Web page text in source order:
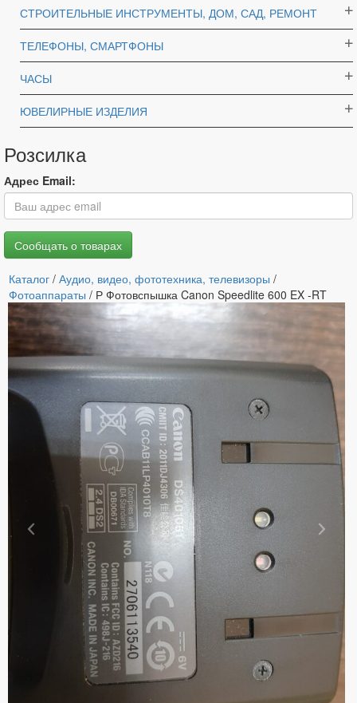
СТРОИТЕЛЬНЫЕ ИНСТРУМЕНТЫ, ДОМ, САД, РЕМОНТ
ТЕЛЕФОНЫ, СМАРТФОНЫ
ЧАСЫ
ЮВЕЛИРНЫЕ ИЗДЕЛИЯ
Розсилка
Адрес Email:
Каталог / Аудио, видео, фототехника, телевизоры /
Фотоаппараты / Р Фотовспышка Canon Speedlite 600 EX -RT